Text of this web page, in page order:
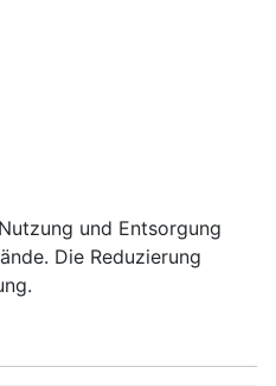
und Entsorgung
Die Reduzierung